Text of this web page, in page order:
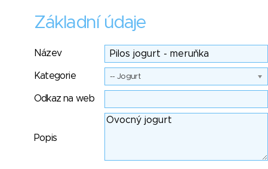
Základní údaje
Název
Kategorie -- Jogurt
Odkaz na web
Popis